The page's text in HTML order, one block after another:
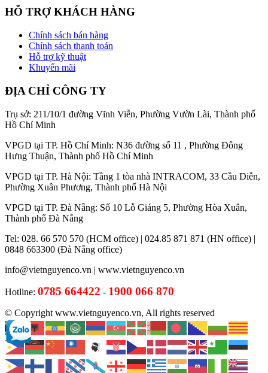
HỖ TRỢ KHÁCH HÀNG
Chính sách bán hàng
Chính sách thanh toán
Hỗ trợ kỹ thuật
Khuyến mãi
ĐỊA CHỈ CÔNG TY
Trụ sở: 211/10/1 đường Vĩnh Viễn, Phường Vườn Lài, Thành phố
Hồ Chí Minh
VPGD tại TP. Hồ Chí Minh: N36 đường số 11 , Phường Đông
Hưng Thuận, Thành phố Hồ Chí Minh
VPGD tại TP. Hà Nội: Tầng 1 tòa nhà INTRACOM, 33 Cầu Diễn,
Phường Xuân Phương, Thành phố Hà Nội
VPGD tại TP. Đà Nẵng: Số 10 Lỗ Giáng 5, Phường Hòa Xuân,
Thành phố Đà Nẵng
Tel: 028. 66 570 570 (HCM office) | 024.85 871 871 (HN office) |
0848 663300 (Đà Nẵng office)
info@vietnguyenco.vn | www.vietnguyenco.vn
Hotline: 0785 664422 - 1900 066 870
© Copyright www.vietnguyenco.vn, All rights reserved